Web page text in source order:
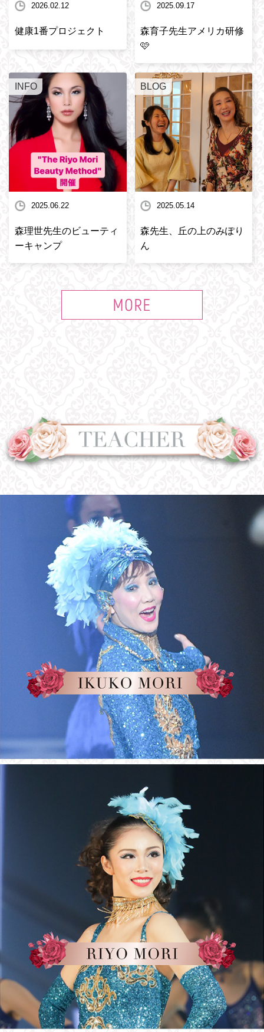
2026.02.12
健康1番プロジェクト
2025.09.17
森育子先生アメリカ研修
🩷
INFO
2025.06.22
森理世先生のビューティ
ーキャンプ
BLOG
2025.05.14
森先生、丘の上のみぽり
ん